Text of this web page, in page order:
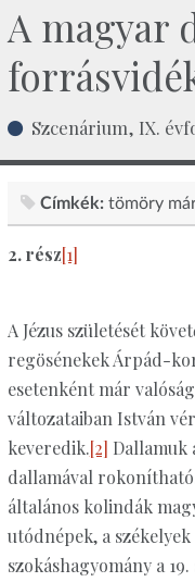
A magyar
Szcenárium, IX.
Címkék: tömöry
2. rész[1]
A Jézus születését
regösénekek Árpád-
esetenként már
változataiban István
keveredik.[2] Dallamuk
dallamával
általános kolindák
utódnépek, a
szokáshagyomány a